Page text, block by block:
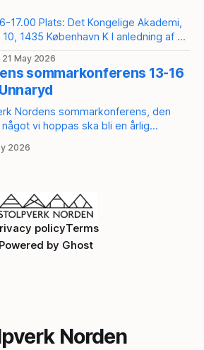
sv/3vpuuwpn6m408y3/product
Akademi,
København K I anledning af at
genskabt i fuld skala ved hjælp af
og håndværksmetoder inviteres du til
21 May 2026
sommarkonferens 13-16
Nordens sommarkonferens, den
vi hoppas ska bli en årlig
2025 hölls. Under helgen
2026
policyTerms
Powered by Ghost
Norden